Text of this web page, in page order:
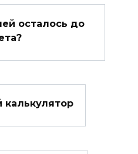
осталось до
калькулятор